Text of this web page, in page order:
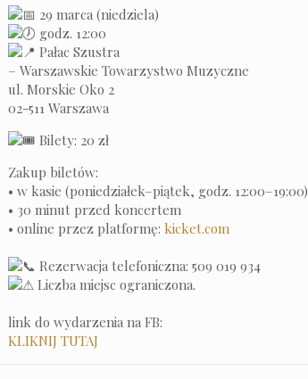
29 marca (niedziela)
godz. 12:00
Pałac Szustra
– Warszawskie Towarzystwo Muzyczne
ul. Morskie Oko 2
02-511 Warszawa
Bilety: 20 zł
Zakup biletów:
• w kasie (poniedziałek–piątek, godz. 12:00–19:00)
• 30 minut przed koncertem
• online przez platformę:kicket.com
Rezerwacja telefoniczna: 509 019 934
Liczba miejsc ograniczona.
link do wydarzenia na FB:
KLIKNIJ TUTAJ